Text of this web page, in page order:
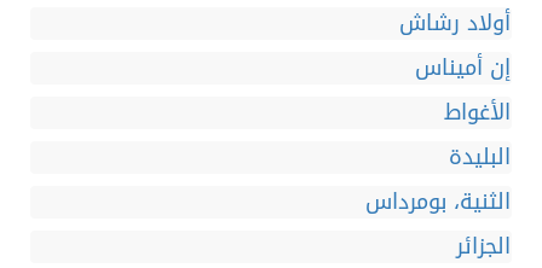
أولاد رشاش
إن أميناس
الأغواط
البليدة
الثنية، بومرداس
الجزائر